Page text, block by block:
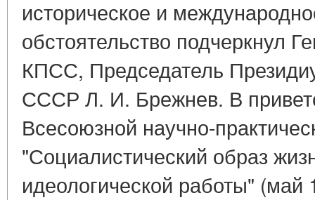
историческое и
обстоятельство подчеркнул
КПСС, Председатель
СССР Л. И. Брежнев. В
Всесоюзной научно-
"Социалистический образ
идеологической работы"